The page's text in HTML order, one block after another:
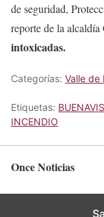
de seguridad,
reporte de la
intoxicadas.
Categorías: Valle de
Etiquetas:
INCENDIO
Once Noticias